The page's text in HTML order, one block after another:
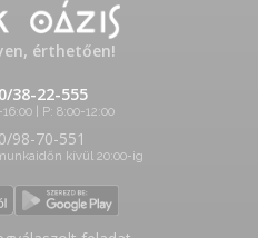
érthetően!
38-22-555
| P: 8:00-12:00
98-70-551
kívül 20:00-ig